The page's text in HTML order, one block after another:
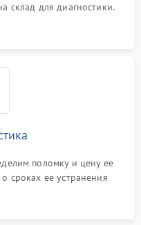
склад для диагностики.
поломку и цену ее
сроках ее устранения